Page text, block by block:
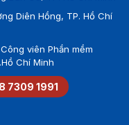
Diên Hồng, TP. Hồ Chí
viên Phần mềm
Chí Minh
7309 1991